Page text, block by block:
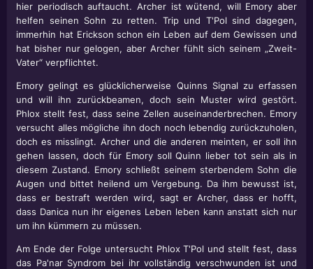
hier periodisch auftaucht. Archer ist wütend, will Emory aber
helfen seinen Sohn zu retten. Trip und T'Pol sind dagegen,
immerhin hat Erickson schon ein Leben auf dem Gewissen und
hat bisher nur gelogen, aber Archer fühlt sich seinem „Zweit-
Vater“ verpflichtet.
Emory gelingt es glücklicherweise Quinns Signal zu erfassen
und will ihn zurückbeamen, doch sein Muster wird gestört.
Phlox stellt fest, dass seine Zellen auseinanderbrechen. Emory
versucht alles mögliche ihn doch noch lebendig zurückzuholen,
doch es misslingt. Archer und die anderen meinten, er soll ihn
gehen lassen, doch für Emory soll Quinn lieber tot sein als in
diesem Zustand. Emory schließt seinem sterbendem Sohn die
Augen und bittet heilend um Vergebung. Da ihm bewusst ist,
dass er bestraft werden wird, sagt er Archer, dass er hofft,
dass Danica nun ihr eigenes Leben leben kann anstatt sich nur
um ihn kümmern zu müssen.
Am Ende der Folge untersucht Phlox T'Pol und stellt fest, dass
das Pa'nar Syndrom bei ihr vollständig verschwunden ist und